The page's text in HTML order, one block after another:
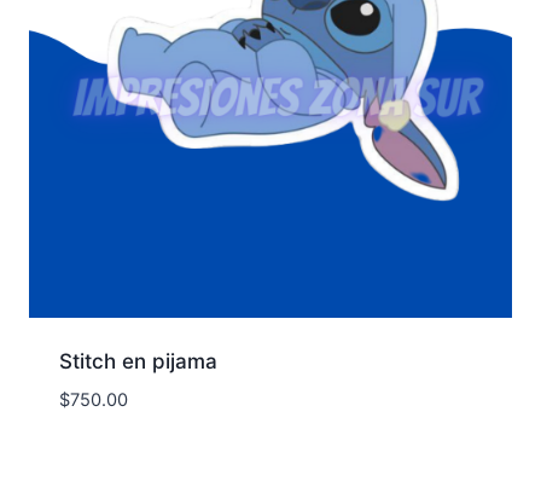
Stitch en pijama
$750.00